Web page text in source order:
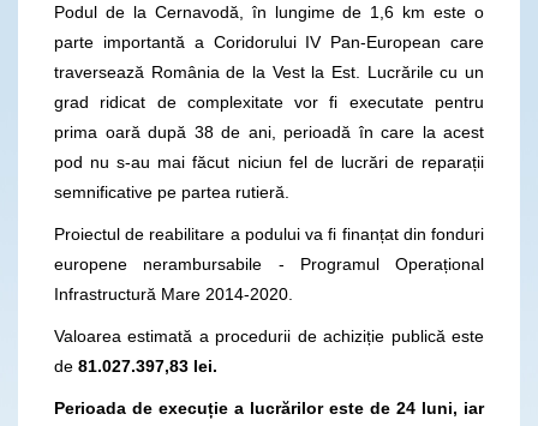
Podul de la Cernavodă, în lungime de 1,6 km este o
parte importantă a Coridorului IV Pan-European care
traversează România de la Vest la Est. Lucrările cu un
grad ridicat de complexitate vor fi executate pentru
prima oară după 38 de ani, perioadă în care la acest
pod nu s-au mai făcut niciun fel de lucrări de reparații
semnificative pe partea rutieră.
Proiectul de reabilitare a podului va fi finanțat din fonduri
europene nerambursabile - Programul Operațional
Infrastructură Mare 2014-2020.
Valoarea estimată a procedurii de achiziție publică este
de 81.027.397,83 lei.
Perioada de execuție a lucrărilor este de 24 luni, iar